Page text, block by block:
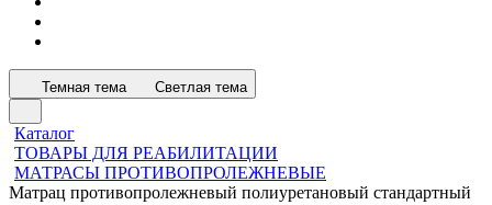
Темная тема Светлая тема
Каталог
ТОВАРЫ ДЛЯ РЕАБИЛИТАЦИИ
МАТРАСЫ ПРОТИВОПРОЛЕЖНЕВЫЕ
Матрац противопролежневый полиуретановый стандартный